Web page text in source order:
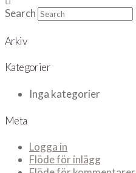
Search
Arkiv
Kategorier
Inga kategorier
Meta
Logga in
Flöde för inlägg